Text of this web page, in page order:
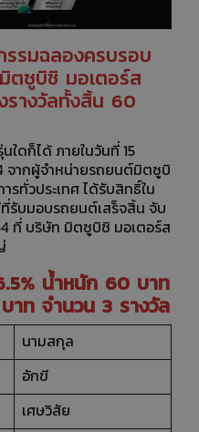
รรมฉลองครบรอบ
ซูบิชิ มอเตอร์ส
รางวัลทั้งสิ้น 60
ดก็ได้ ภายในวันที่ 15
จากผู้จำหน่ายรถยนต์มิตซูบิ
รทั่วประเทศ ได้รับสิทธิ์ใน
รับมอบรถยนต์เสร็จสิ้น จับ
ที่ บริษัท มิตซูบิชิ มอเตอร์ส
น้ำหนัก 60 บาท
าท จำนวน 3 รางวัล
นามสกุล
อักขี
เศษวิสัย